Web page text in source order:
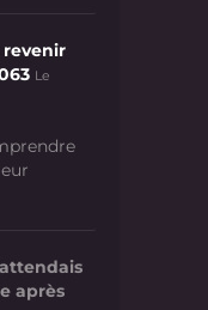
Le
après